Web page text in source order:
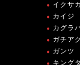
イクサ
カイジ
カグラ
ガチア
ガンツ
キング